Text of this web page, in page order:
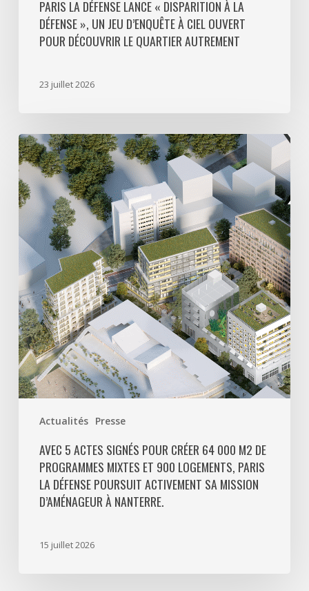
découvrir
quartier
PARIS LA DÉFENSE LANCE « DISPARITION À LA
DÉFENSE », UN JEU D’ENQUÊTE À CIEL OUVERT
POUR DÉCOUVRIR LE QUARTIER AUTREMENT
23 juillet 2026
Actualités Presse
Avec
5
actes
signés
pour
créer
000
m2
de
programmes
mixtes
et
900
logements,
Défense
poursuit
activement
AVEC 5 ACTES SIGNÉS POUR CRÉER 64 000 M2 DE
PROGRAMMES MIXTES ET 900 LOGEMENTS, PARIS
LA DÉFENSE POURSUIT ACTIVEMENT SA MISSION
D’AMÉNAGEUR À NANTERRE.
15 juillet 2026